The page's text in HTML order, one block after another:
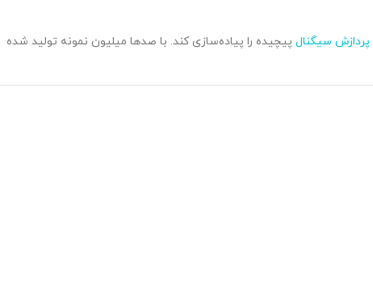
پردازش سیگنال پیچیده را پیاده‌سازی کند. با صدها میلیون نمونه تولید شده